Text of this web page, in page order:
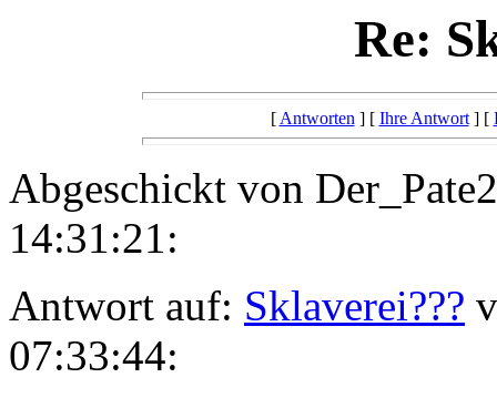
Re:
[Antworten] [ Ihre Antwort] [
Abgeschickt von
14:31:21:
Antwort auf: Sklaverei???
07:33:44: